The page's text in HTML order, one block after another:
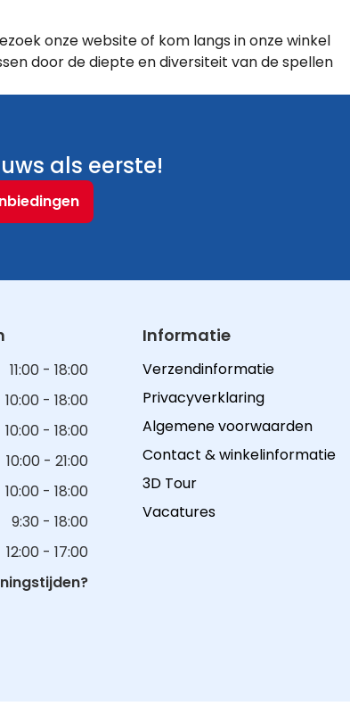
onze website of kom langs in onze winkel
door de diepte en diversiteit van de spellen
als eerste!
11:00 - 18:00
10:00 - 18:00
10:00 - 18:00
10:00 - 21:00
10:00 - 18:00
9:30 - 18:00
12:00 - 17:00
Informatie
Verzendinformatie
Privacyverklaring
Algemene voorwaarden
Contact & winkelinformatie
3D Tour
Vacatures